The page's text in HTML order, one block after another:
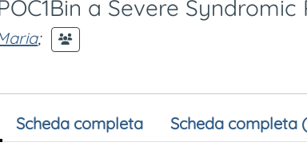
a Severe
;
Scheda completa Scheda completa